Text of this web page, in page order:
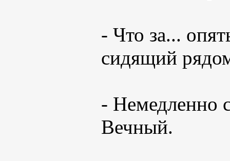
- Что за...
сидящий
- Немедленно
Вечный.